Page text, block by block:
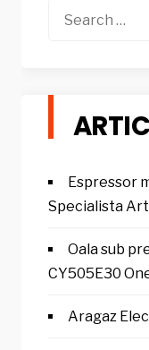
Espressor
Specialista
Oala sub
CY505E30
Aragaz